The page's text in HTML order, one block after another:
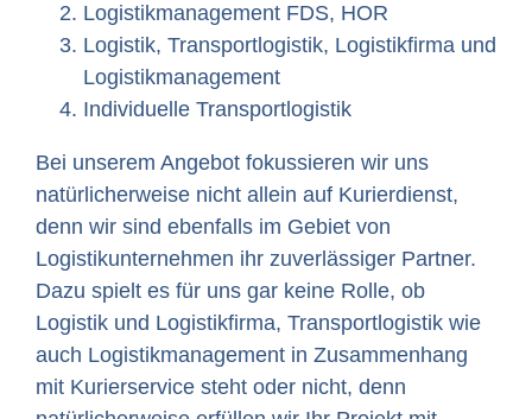
Logistikmanagement FDS, HOR
Logistik, Transportlogistik, Logistikfirma und
Logistikmanagement
Individuelle Transportlogistik
Bei unserem Angebot fokussieren wir uns
natürlicherweise nicht allein auf Kurierdienst,
denn wir sind ebenfalls im Gebiet von
Logistikunternehmen ihr zuverlässiger Partner.
Dazu spielt es für uns gar keine Rolle, ob
Logistik und Logistikfirma, Transportlogistik wie
auch Logistikmanagement in Zusammenhang
mit Kurierservice steht oder nicht, denn